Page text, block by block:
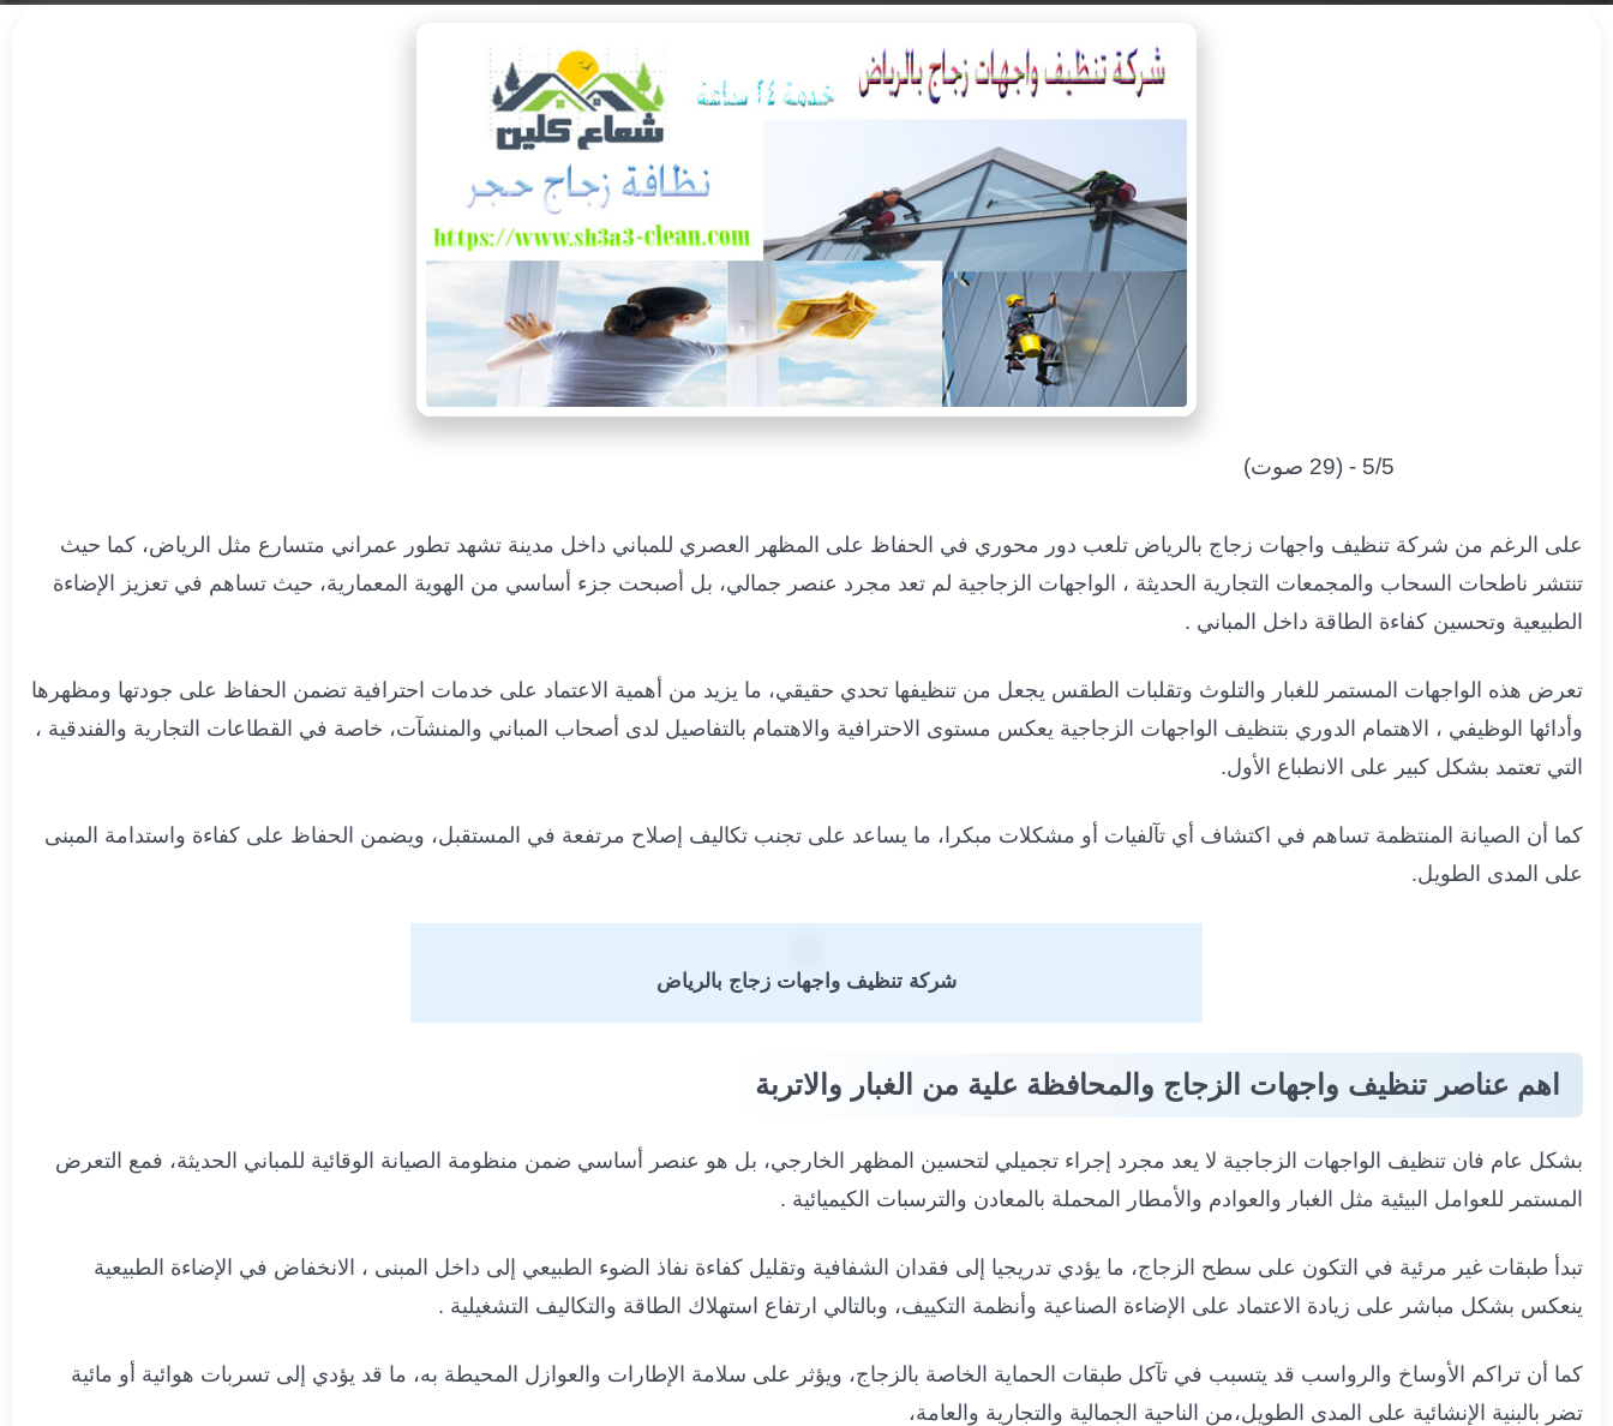
5/5 - (29 صوت)
على الرغم من شركة تنظيف واجهات زجاج بالرياض تلعب دور محوري في الحفاظ على المظهر العصري للمباني داخل مدينة تشهد تطور عمراني متسارع مثل الرياض، كما حيث
تنتشر ناطحات السحاب والمجمعات التجارية الحديثة ، الواجهات الزجاجية لم تعد مجرد عنصر جمالي، بل أصبحت جزء أساسي من الهوية المعمارية، حيث تساهم في تعزيز الإضاءة
الطبيعية وتحسين كفاءة الطاقة داخل المباني .
تعرض هذه الواجهات المستمر للغبار والتلوث وتقلبات الطقس يجعل من تنظيفها تحدي حقيقي، ما يزيد من أهمية الاعتماد على خدمات احترافية تضمن الحفاظ على جودتها ومظهرها
وأدائها الوظيفي ، الاهتمام الدوري بتنظيف الواجهات الزجاجية يعكس مستوى الاحترافية والاهتمام بالتفاصيل لدى أصحاب المباني والمنشآت، خاصة في القطاعات التجارية والفندقية ،
التي تعتمد بشكل كبير على الانطباع الأول.
كما أن الصيانة المنتظمة تساهم في اكتشاف أي تآلفيات أو مشكلات مبكرا، ما يساعد على تجنب تكاليف إصلاح مرتفعة في المستقبل، ويضمن الحفاظ على كفاءة واستدامة المبنى
على المدى الطويل.
شركة تنظيف واجهات زجاج بالرياض
اهم عناصر تنظيف واجهات الزجاج والمحافظة علية من الغبار والاتربة
بشكل عام فان تنظيف الواجهات الزجاجية لا يعد مجرد إجراء تجميلي لتحسين المظهر الخارجي، بل هو عنصر أساسي ضمن منظومة الصيانة الوقائية للمباني الحديثة، فمع التعرض
المستمر للعوامل البيئية مثل الغبار والعوادم والأمطار المحملة بالمعادن والترسبات الكيميائية .
تبدأ طبقات غير مرئية في التكون على سطح الزجاج، ما يؤدي تدريجيا إلى فقدان الشفافية وتقليل كفاءة نفاذ الضوء الطبيعي إلى داخل المبنى ، الانخفاض في الإضاءة الطبيعية
ينعكس بشكل مباشر على زيادة الاعتماد على الإضاءة الصناعية وأنظمة التكييف، وبالتالي ارتفاع استهلاك الطاقة والتكاليف التشغيلية .
كما أن تراكم الأوساخ والرواسب قد يتسبب في تآكل طبقات الحماية الخاصة بالزجاج، ويؤثر على سلامة الإطارات والعوازل المحيطة به، ما قد يؤدي إلى تسربات هوائية أو مائية
تضر بالبنية الإنشائية على المدى الطويل،من الناحية الجمالية والتجارية والعامة،